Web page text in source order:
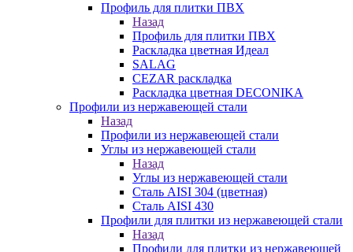
Профиль для плитки ПВХ
Назад
Профиль для плитки ПВХ
Раскладка цветная Идеал
SALAG
CEZAR раскладка
Раскладка цветная DECONIKA
Профили из нержавеющей стали
Назад
Профили из нержавеющей стали
Углы из нержавеющей стали
Назад
Углы из нержавеющей стали
Сталь AISI 304 (цветная)
Сталь AISI 430
Профили для плитки из нержавеющей стали
Назад
Профили для плитки из нержавеющей